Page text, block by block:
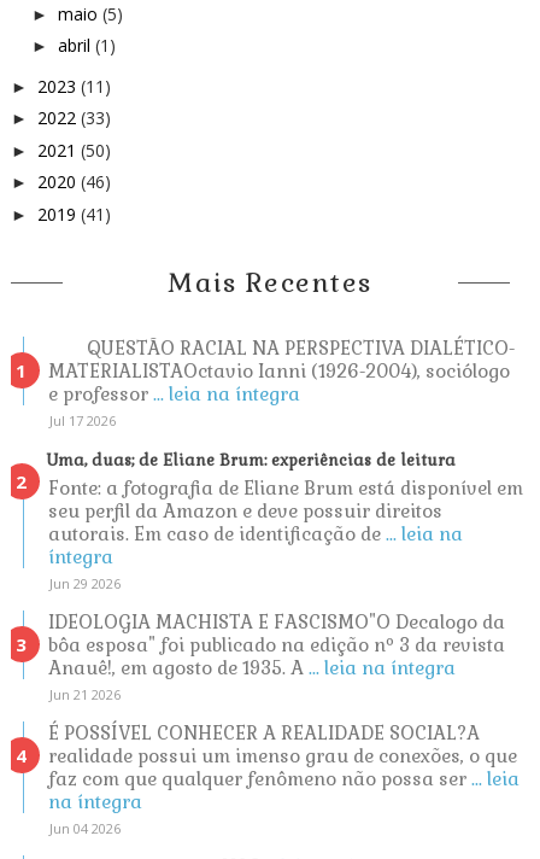
► maio (5)
► abril (1)
► 2023 (11)
► 2022 (33)
► 2021 (50)
► 2020 (46)
► 2019 (41)
Mais Recentes
QUESTÃO RACIAL NA PERSPECTIVA DIALÉTICO-
MATERIALISTAOctavio Ianni (1926-2004), sociólogo
e professor ... leia na íntegra
Jul 17 2026
Uma, duas; de Eliane Brum: experiências de leitura
Fonte: a fotografia de Eliane Brum está disponível em
seu perfil da Amazon e deve possuir direitos
autorais. Em caso de identificação de ... leia na
íntegra
Jun 29 2026
IDEOLOGIA MACHISTA E FASCISMO"O Decalogo da
bôa esposa" foi publicado na edição nº 3 da revista
Anauê!, em agosto de 1935. A ... leia na íntegra
Jun 21 2026
É POSSÍVEL CONHECER A REALIDADE SOCIAL?A
realidade possui um imenso grau de conexões, o que
faz com que qualquer fenômeno não possa ser ... leia
na íntegra
Jun 04 2026